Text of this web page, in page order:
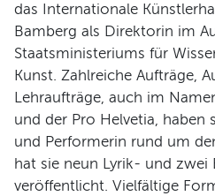
das Internationale
Bamberg als Direktorin im
Staatsministeriums für
Kunst. Zahlreiche Aufträge,
Lehraufträge, auch im
und der Pro Helvetia, haben
und Performerin rund um
hat sie neun Lyrik- und zwei
veröffentlicht. Vielfältige